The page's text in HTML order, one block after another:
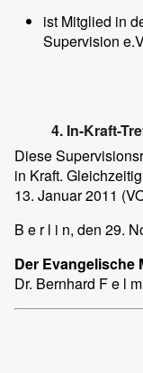
ist Mitglied in
Supervision
4. In-Kraft-
Diese
in Kraft.
13. Januar 2011
B e r l i n, den 29.
Der Evangelische
Dr. Bernhard F e l